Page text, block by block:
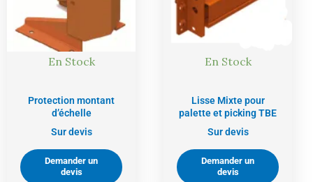
En Stock
Protection montant
d’échelle
Sur devis
Demander un
devis
En Stock
Lisse Mixte pour
palette et picking TBE
Sur devis
Demander un
devis